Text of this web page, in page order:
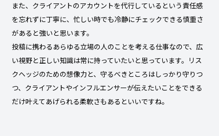
また、クライアントのアカウントを代行しているという責任感
を忘れずに丁寧に、忙しい時でも冷静にチェックできる慎重さ
があると強いと思います。
投稿に携わるあらゆる立場の人のことを考える仕事なので、広
い視野と正しい知識は常に持っていたいと思っています。リス
クヘッジのための想像力と、守るべきところはしっかり守りつ
つ、クライアントやインフルエンサーが伝えたいことをできる
だけ叶えてあげられる柔軟さもあるといいですね。